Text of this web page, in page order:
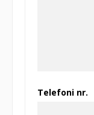
Telefoni nr.